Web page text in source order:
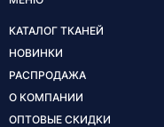
КАТАЛОГ ТКАНЕЙ
НОВИНКИ
РАСПРОДАЖА
О КОМПАНИИ
ОПТОВЫЕ СКИДКИ